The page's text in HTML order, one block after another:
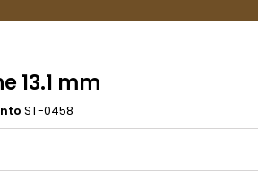
13.1 mm
ST-0458